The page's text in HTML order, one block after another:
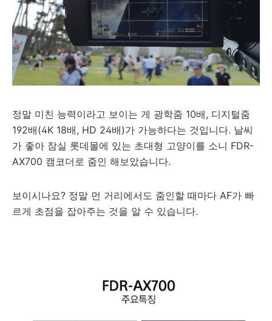
정말 미친 능력이라고 보이는 게 광학줌 10배, 디지털줌
192배(4K 18배, HD 24배)가 가능하다는 것입니다. 날씨
가 좋아 잠실 롯데몰에 있는 초대형 고양이를 소니 FDR-
AX700 캠코더로 줌인 해보았습니다.
보이시나요? 정말 먼 거리에서도 줌인할 때마다 AF가 빠
르게 초점을 잡아주는 것을 알 수 있습니다.